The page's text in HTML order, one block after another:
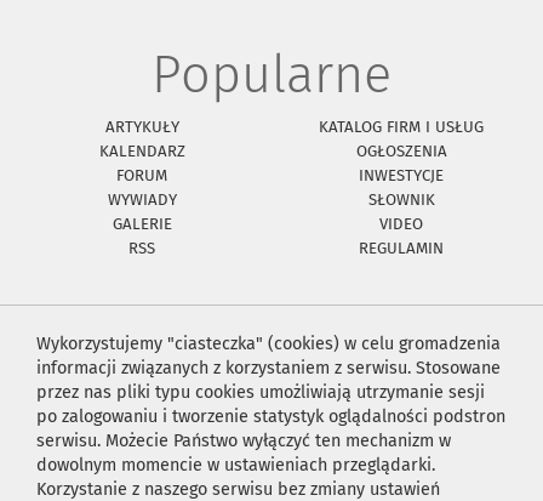
Popularne
ARTYKUŁY
KATALOG FIRM I USŁUG
KALENDARZ
OGŁOSZENIA
FORUM
INWESTYCJE
WYWIADY
SŁOWNIK
GALERIE
VIDEO
RSS
REGULAMIN
Wykorzystujemy "ciasteczka" (cookies) w celu gromadzenia
informacji związanych z korzystaniem z serwisu. Stosowane
przez nas pliki typu cookies umożliwiają utrzymanie sesji
po zalogowaniu i tworzenie statystyk oglądalności podstron
serwisu. Możecie Państwo wyłączyć ten mechanizm w
dowolnym momencie w ustawieniach przeglądarki.
Korzystanie z naszego serwisu bez zmiany ustawień